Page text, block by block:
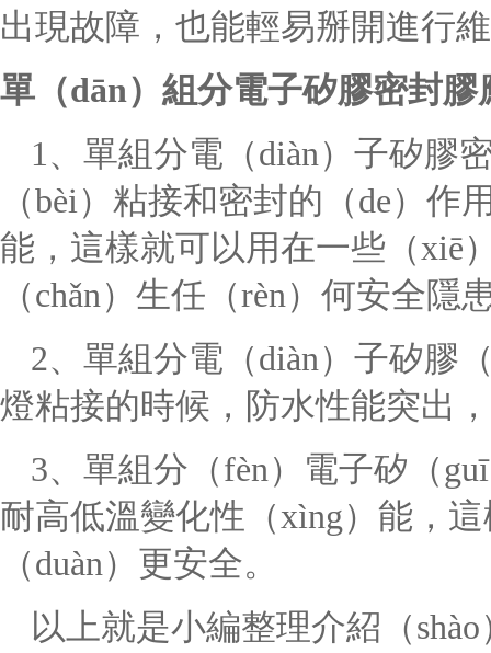
出現故障，也能輕易掰開進行
單（dān）組分電子矽膠密封膠
1、單組分電（diàn）子矽膠
（bèi）粘接和密封的（de）
能，這樣就可以用在一些（xiē
（chǎn）生任（rèn）何安全隱
2、單組分電（diàn）子矽膠
燈粘接的時候，防水性能突出
3、單組分（fèn）電子矽（
耐高低溫變化性（xìng）能，
（duàn）更安全。
以上就是小編整理介紹（